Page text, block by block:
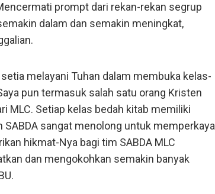
prompt dari rekan-rekan segrup
dalam dan semakin meningkat,
melayani Tuhan dalam membuka kelas-
pun termasuk salah satu orang Kristen
MLC. Setiap kelas bedah kitab memiliki
sangat menolong untuk memperkaya
hikmat-Nya bagi tim SABDA MLC
dan mengokohkan semakin banyak